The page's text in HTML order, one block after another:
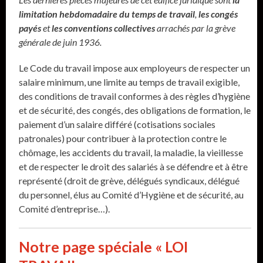
limitation hebdomadaire du temps de travail,les congés
payésetles conventions collectivesarrachés par la grève
générale de juin 1936.
Le Code du travail impose aux employeurs de respecter un
salaire minimum, une limite au temps de travail exigible,
des conditions de travail conformes à des règles d’hygiène
et de sécurité, des congés, des obligations de formation, le
paiement d’un salaire différé (cotisations sociales
patronales) pour contribuer à la protection contre le
chômage, les accidents du travail, la maladie, la vieillesse
et de respecter le droit des salariés à se défendre et à être
représenté (droit de grève, délégués syndicaux, délégué
du personnel, élus au Comité d’Hygiène et de sécurité, au
Comité d’entreprise…).
Notre page spéciale « LOI